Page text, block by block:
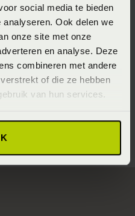
social media te bieden
Ook delen we
onze site met onze
en analyse. Deze
combineren met andere
of die ze hebben
van hun services.
of 60°C